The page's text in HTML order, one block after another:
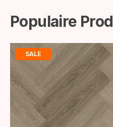
Populaire
SALE